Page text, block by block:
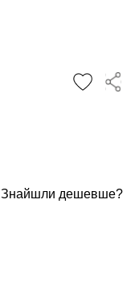
Знайшли дешевше?